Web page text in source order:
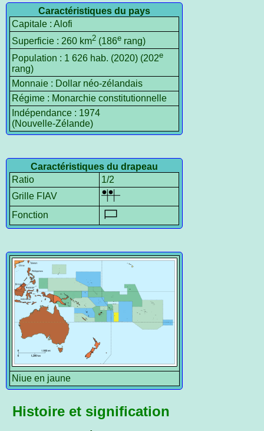
Caractéristiques du pays
Capitale : Alofi
Superficie : 260 km2 (186e rang)
Population : 1 626 hab. (2020) (202e
rang)
Monnaie : Dollar néo-zélandais
Régime : Monarchie constitutionnelle
Indépendance : 1974
(Nouvelle‑Zélande)
Caractéristiques du drapeau
Ratio
1/2
Grille FIAV
Fonction
Niue en jaune
Histoire et signification